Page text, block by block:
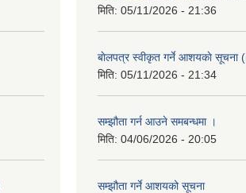
मिति: 05/11/2026 - 21:36
बाेलपत्र स्वीकृत गर्ने आशयकाे सूचना
मिति: 05/11/2026 - 21:34
सम्झौता गर्न आउने समबन्धमा ।
मिति: 04/06/2026 - 20:05
सम्झौता गर्ने आशयको सूचना